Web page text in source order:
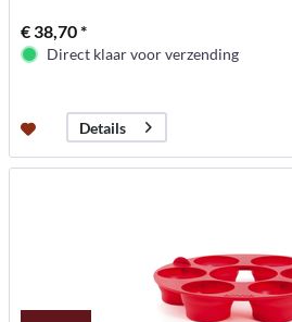
€ 38,70 *
Direct klaar voor verzending
Details